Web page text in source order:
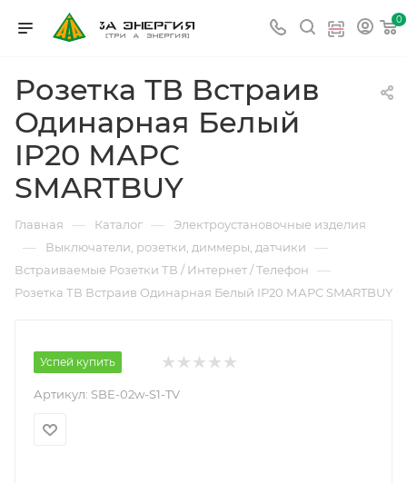
0
Розетка ТВ Встраив
Одинарная Белый
IP20 МАРС
SMARTBUY
Главная — Каталог — Электроустановочные изделия
— Выключатели, розетки, диммеры, датчики —
Встраиваемые Розетки ТВ / Интернет / Телефон —
Розетка ТВ Встраив Одинарная Белый IP20 МАРС SMARTBUY
Успей купить
Артикул: SBE-02w-S1-TV